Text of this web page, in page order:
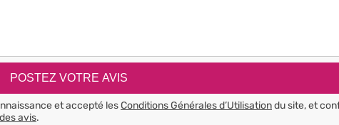
et accepté lesConditions Générales d’Utilisationdu site, et
avis.